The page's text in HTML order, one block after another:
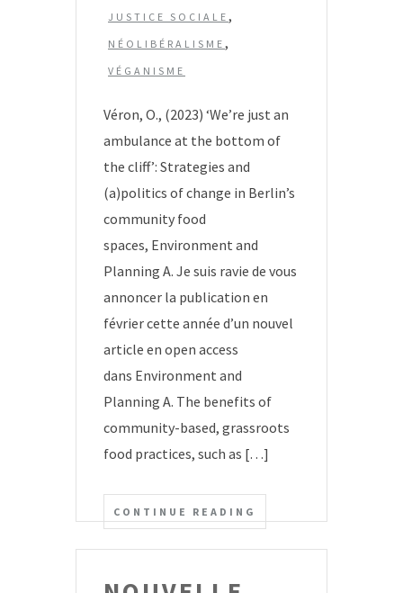
s
JUSTICE SOCIALE ,
NÉOLIBÉRALISME ,
VÉGANISME
Véron, O., (2023) ‘We’re just an
ambulance at the bottom of
the cliff’: Strategies and
(a)politics of change in Berlin’s
community food
spaces, Environment and
Planning A. Je suis ravie de vous
annoncer la publication en
février cette année d’un nouvel
article en open access
dans Environment and
Planning A. The benefits of
community-based, grassroots
food practices, such as […]
CONTINUE READING